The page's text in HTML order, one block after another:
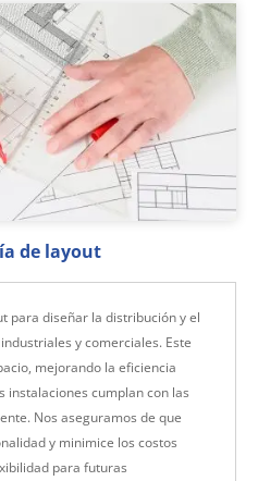
de layout
para diseñar la distribución y el
y comerciales. Este
mejorando la eficiencia
instalaciones cumplan con las
Nos aseguramos de que
y minimice los costos
para futuras